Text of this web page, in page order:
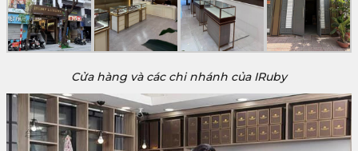
Cửa hàng và các chi nhánh của IRuby